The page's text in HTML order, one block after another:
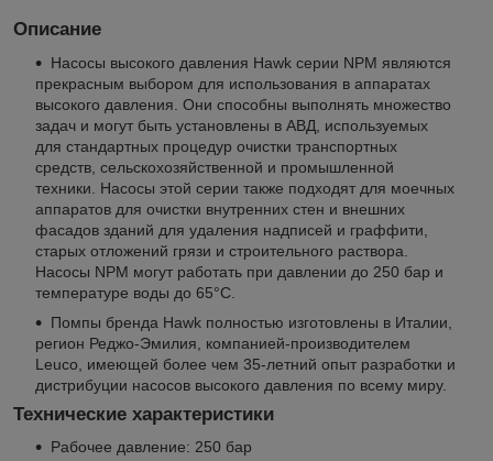
Описание
Насосы высокого давления Hawk серии NPM являются
прекрасным выбором для использования в аппаратах
высокого давления. Они способны выполнять множество
задач и могут быть установлены в АВД, используемых
для стандартных процедур очистки транспортных
средств, сельскохозяйственной и промышленной
техники. Насосы этой серии также подходят для моечных
аппаратов для очистки внутренних стен и внешних
фасадов зданий для удаления надписей и граффити,
старых отложений грязи и строительного раствора.
Насосы NPM могут работать при давлении до 250 бар и
температуре воды до 65°C.
Помпы бренда Hawk полностью изготовлены в Италии,
регион Реджо-Эмилия, компанией-производителем
Leuco, имеющей более чем 35-летний опыт разработки и
дистрибуции насосов высокого давления по всему миру.
Технические характеристики
Рабочее давление: 250 бар